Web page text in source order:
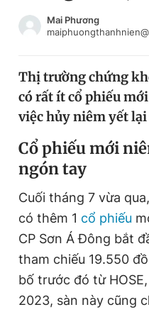
Chuyên mục khác
Tin thị trường
Video
Tiện ích
Thông tin tòa soạn
Tin đã xem
Đăng xuất
Mai Phương
Thị trường chứng
có rất ít cổ phiếu
việc hủy niêm yết
Cổ phiếu mới
ngón tay
Cuối tháng 7 vừa
có thêm 1 cổ phiếu
CP Sơn Á Đông bắt
tham chiếu 19.550
bố trước đó từ
2023, sàn này cũng